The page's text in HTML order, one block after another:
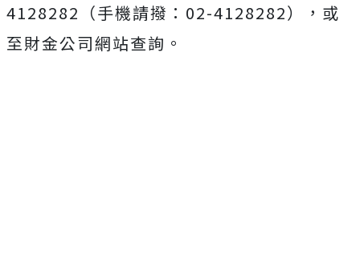
4128282（手機請撥：02-4128282），或
至財金公司網站查詢。